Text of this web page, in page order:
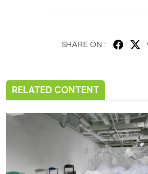
SHARE ON :
RELATED CONTENT